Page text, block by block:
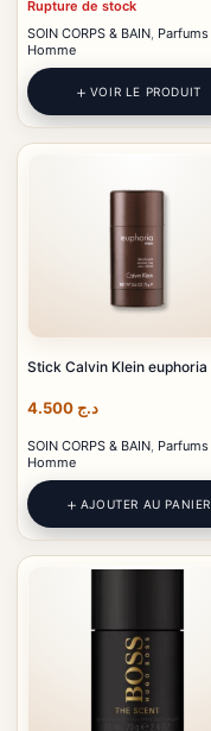
Rupture de stock
SOIN CORPS & BAIN, Parfums
Homme
VOIR LE PRODUIT
د.ج
SOIN CORPS & BAIN, Parfums
Homme
AJOUTER AU PANIER